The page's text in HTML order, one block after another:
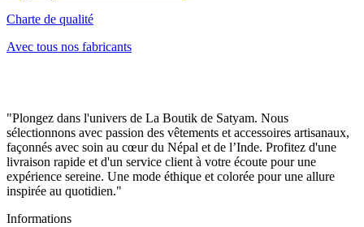
Charte de qualité
Avec tous nos fabricants
"Plongez dans l'univers de La Boutik de Satyam. Nous
sélectionnons avec passion des vêtements et accessoires artisanaux,
façonnés avec soin au cœur du Népal et de l’Inde. Profitez d'une
livraison rapide et d'un service client à votre écoute pour une
expérience sereine. Une mode éthique et colorée pour une allure
inspirée au quotidien."
Informations